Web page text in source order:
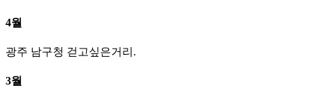
4월
광주 남구청 걷고싶은거리.
3월